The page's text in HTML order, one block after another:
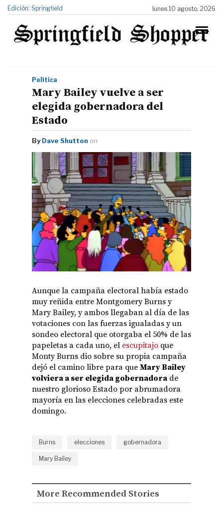
Edición: Springfield lunes 10 agosto, 2026
Política
Mary Bailey vuelve a ser
elegida gobernadora del
Estado
By Dave Shutton on
Aunque la campaña electoral había estado
muy reñida entre Montgomery Burns y
Mary Bailey, y ambos llegaban al día de las
votaciones con las fuerzas igualadas y un
sondeo electoral que otorgaba el 50% de las
papeletas a cada uno, el escupitajo que
Monty Burns dio sobre su propia campaña
dejó el camino libre para que Mary Bailey
volviera a ser elegida gobernadora de
nuestro glorioso Estado por abrumadora
mayoría en las elecciones celebradas este
domingo.
Burns elecciones gobernadora
Mary Bailey
More Recommended Stories